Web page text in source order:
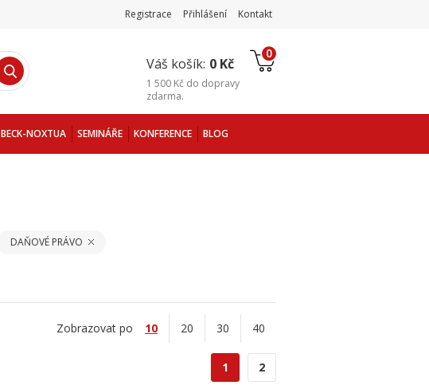
Registrace Přihlášení Kontakt
Váš košík: 0 Kč
0
1 500 Kč do dopravy
zdarma.
BECK-NOXTUA SEMINÁŘE KONFERENCE BLOG
DAŇOVÉ PRÁVO
Zobrazovat po 10 20 30 40
1 2